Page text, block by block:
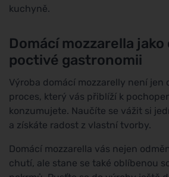
kuchyně.
Domácí mozzarella jako
poctivé gastronomii
Výroba domácí mozzarelly není jen
proces, který vás přiblíží k
konzumujete. Naučíte se vážit si
a získáte radost z vlastní tvorby.
Domácí mozzarella vás nejen
chutí, ale stane se také oblíbenou